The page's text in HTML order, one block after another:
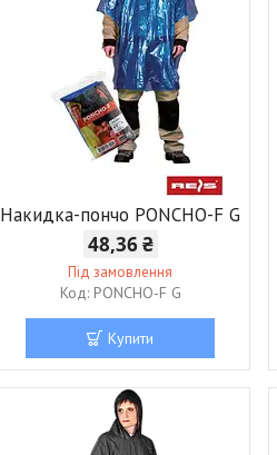
Накидка-пончо PONCHO-F G
48,36 ₴
Під замовлення
PONCHO-F G
Купити